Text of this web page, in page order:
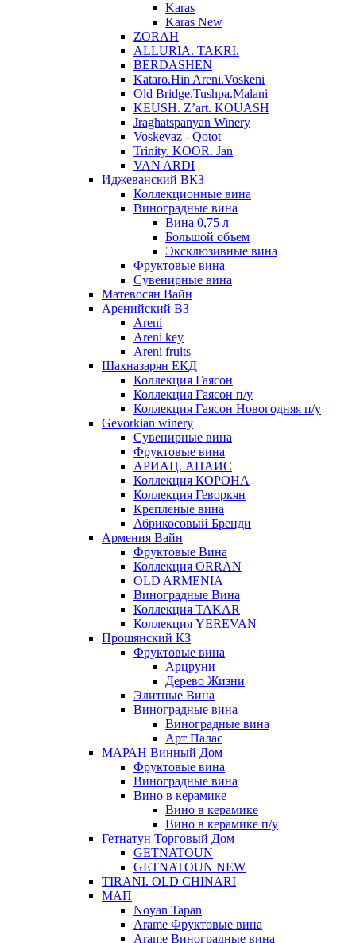
Karas
Karas New
ZORAH
ALLURIA. TAKRI.
BERDASHEN
Kataro.Hin Areni.Voskeni
Old Bridge.Tushpa.Malani
KEUSH. Z’art. KOUASH
Jraghatspanyan Winery
Voskevaz - Qotot
Trinity. KOOR. Jan
VAN ARDI
Иджеванский ВКЗ
Коллекционные вина
Виноградные вина
Вина 0,75 л
Большой объем
Эксклюзивные вина
Фруктовые вина
Cувенирные вина
Матевосян Вайн
Аренийский ВЗ
Areni
Areni key
Areni fruits
Шахназарян ЕКД
Коллекция Гаясон
Коллекция Гаясон п/у
Коллекция Гаясон Новогодняя п/у
Gevorkian winery
Сувенирные вина
Фруктовые вина
АРИАЦ. АНАИС
Коллекция КОРОНА
Коллекция Геворкян
Крепленые вина
Абрикосовый Бренди
Армения Вайн
Фруктовые Вина
Коллекция ORRAN
OLD ARMENIA
Виноградные Вина
Коллекция TAKAR
Коллекция YEREVAN
Прошянский КЗ
Фруктовые вина
Арцруни
Дерево Жизни
Элитные Вина
Виноградные вина
Виноградные вина
Арт Палас
МАРАН Винный Дом
Фруктовые вина
Виноградные вина
Вино в керамике
Вино в керамике
Вино в керамике п/у
Гетнатун Торговый Дом
GETNATOUN
GETNATOUN NEW
TIRANI. OLD CHINARI
МАП
Noyan Tapan
Arame Фруктовые вина
Arame Виноградные вина